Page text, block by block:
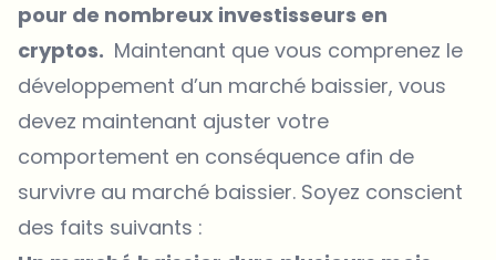
pour de nombreux investisseurs en
cryptos. Maintenant que vous comprenez le
développement d’un marché baissier, vous
devez maintenant ajuster votre
comportement en conséquence afin de
survivre au marché baissier. Soyez conscient
des faits suivants :